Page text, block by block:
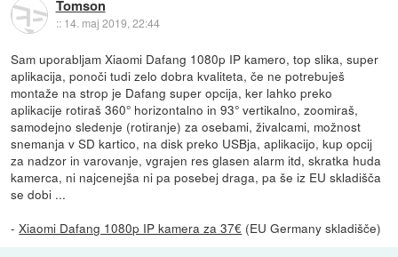
Tomson
:: 14. maj 2019, 22:44
Sam uporabljam Xiaomi Dafang 1080p IP kamero, top slika, super
aplikacija, ponoči tudi zelo dobra kvaliteta, če ne potrebuješ
montaže na strop je Dafang super opcija, ker lahko preko
aplikacije rotiraš 360° horizontalno in 93° vertikalno, zoomiraš,
samodejno sledenje (rotiranje) za osebami, živalcami, možnost
snemanja v SD kartico, na disk preko USBja, aplikacijo, kup opcij
za nadzor in varovanje, vgrajen res glasen alarm itd, skratka huda
kamerca, ni najcenejša ni pa posebej draga, pa še iz EU skladišča
se dobi ...
-Xiaomi Dafang 1080p IP kamera za 37€ (EU Germany skladišče)